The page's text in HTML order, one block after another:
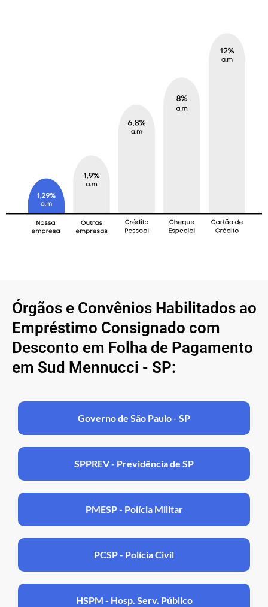
Órgãos e Convênios Habilitados ao
Empréstimo Consignado com
Desconto em Folha de Pagamento
em Sud Mennucci - SP:
Governo de São Paulo - SP
SPPREV - Previdência de SP
PMESP - Polícia Militar
PCSP - Polícia Civil
HSPM - Hosp. Serv. Público